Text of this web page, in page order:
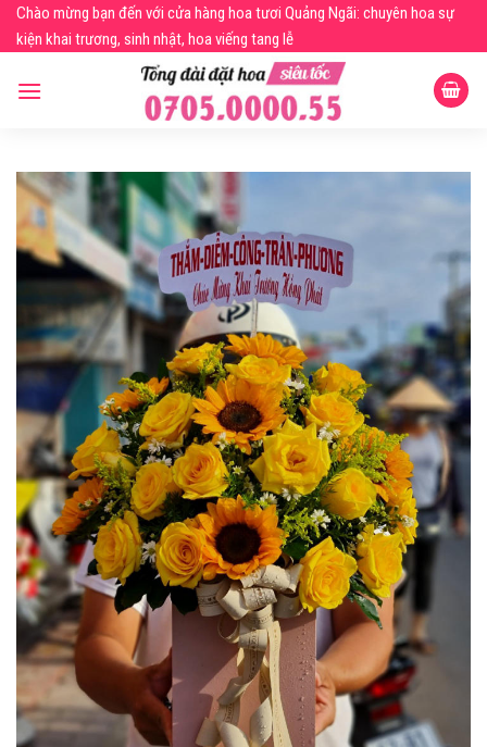
SkipChào mừng bạn đến với cửa hàng hoa tươi Quảng Ngãi: chuyên hoa sự
kiện khai trương, sinh nhật, hoa viếng tang lễ